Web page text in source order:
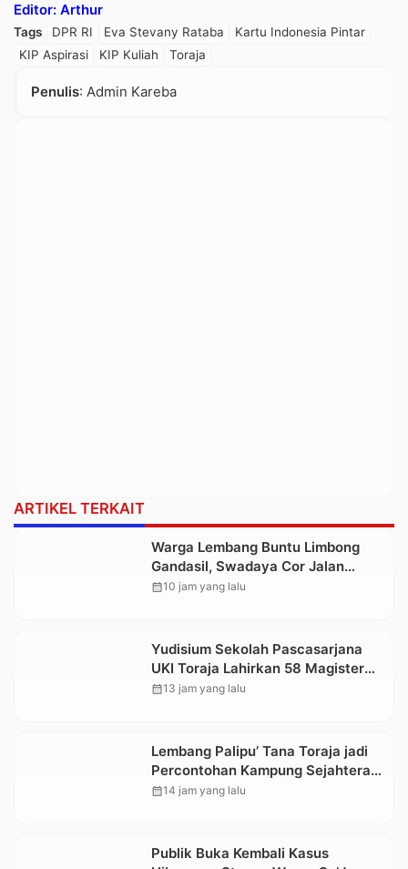
Editor: Arthur
Tags DPR RI Eva Stevany Rataba
Kartu Indonesia Pintar
KIP Aspirasi
KIP Kuliah Toraja
Penulis: Admin Kareba
ARTIKEL TERKAIT
Warga Lembang Buntu Limbong
Gandasil, Swadaya Cor Jalan
Sepanjang 500 Meter
calendar_month10 jam yang lalu
Yudisium Sekolah Pascasarjana
UKI Toraja Lahirkan 58 Magister
Baru
calendar_month13 jam yang lalu
Lembang Palipu’ Tana Toraja jadi
Percontohan Kampung Sejahtera
oleh Kemensos
calendar_month14 jam yang lalu
Publik Buka Kembali Kasus